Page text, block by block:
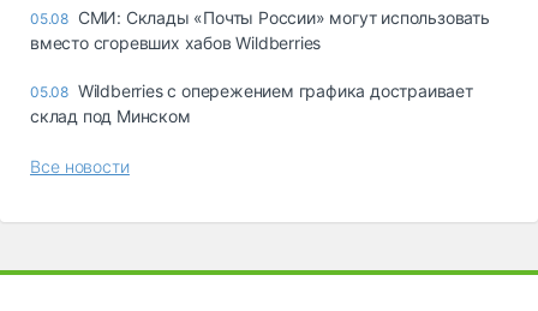
05.08 СМИ: Склады «Почты России» могут использовать
вместо сгоревших хабов Wildberries
05.08 Wildberries с опережением графика достраивает
склад под Минском
Все новости